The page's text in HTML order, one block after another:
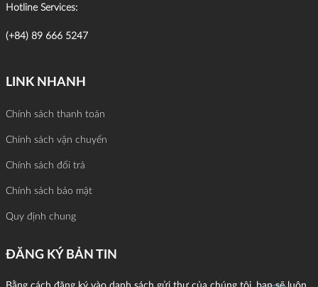
Hotline Services:
(+84) 89 666 5247
LINK NHANH
Chính sách thanh toán
Chính sách vận chuyển
Chính sách đổi trả
Chính sách bảo mật
Quy định chung
ĐĂNG KÝ BẢN TIN